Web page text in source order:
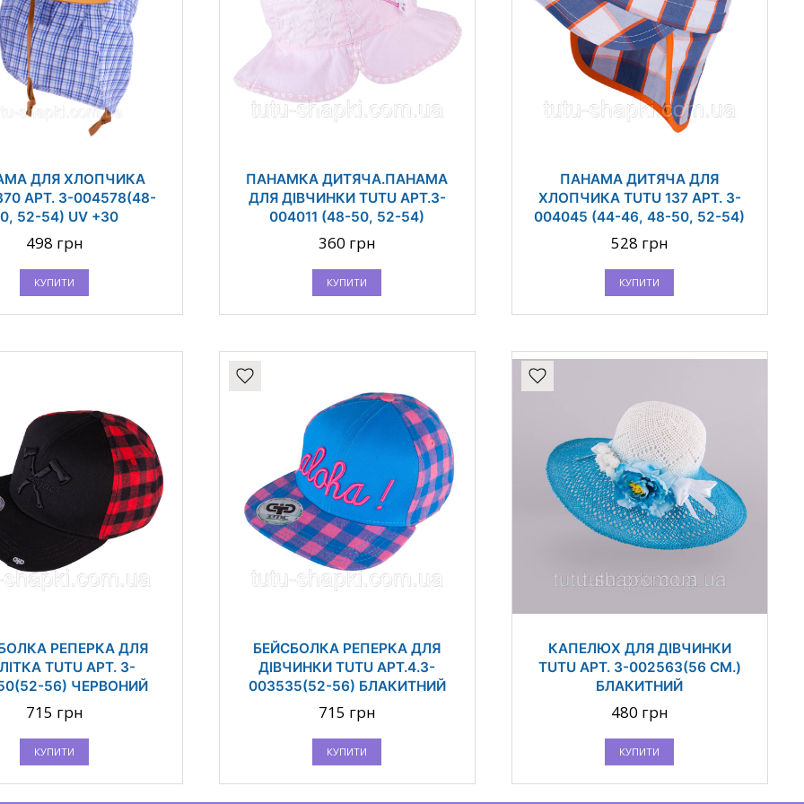
ДЛЯ ХЛОПЧИКА
АРТ. 3-004578(48-
52-54) UV +30
498 грн
КУПИТИ
ПАНАМКА ДИТЯЧА.ПАНАМА
ДЛЯ ДІВЧИНКИ TUTU АРТ.3-
004011 (48-50, 52-54)
360 грн
КУПИТИ
ПАНАМА ДИТЯЧА ДЛЯ
ХЛОПЧИКА TUTU 137 АРТ. 3-
004045 (44-46, 48-50, 52-54)
528 грн
КУПИТИ
РЕПЕРКА ДЛЯ
TUTU АРТ. 3-
56) ЧЕРВОНИЙ
715 грн
КУПИТИ
БЕЙСБОЛКА РЕПЕРКА ДЛЯ
ДІВЧИНКИ TUTU АРТ.4.3-
003535(52-56) БЛАКИТНИЙ
715 грн
КУПИТИ
КАПЕЛЮХ ДЛЯ ДІВЧИНКИ
TUTU АРТ. 3-002563(56 СМ.)
БЛАКИТНИЙ
480 грн
КУПИТИ